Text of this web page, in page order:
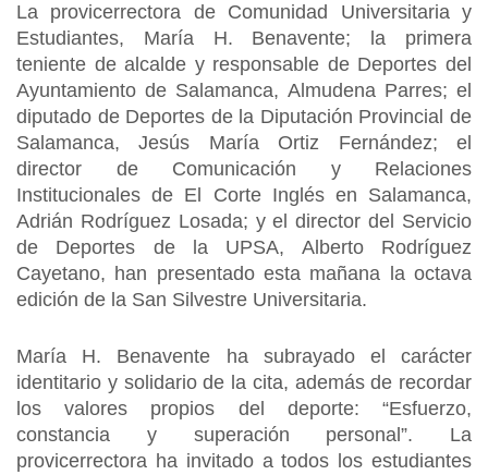
La provicerrectora de Comunidad Universitaria y
Estudiantes, María H. Benavente; la primera
teniente de alcalde y responsable de Deportes del
Ayuntamiento de Salamanca, Almudena Parres; el
diputado de Deportes de la Diputación Provincial de
Salamanca, Jesús María Ortiz Fernández; el
director de Comunicación y Relaciones
Institucionales de El Corte Inglés en Salamanca,
Adrián Rodríguez Losada; y el director del Servicio
de Deportes de la UPSA, Alberto Rodríguez
Cayetano, han presentado esta mañana la octava
edición de la San Silvestre Universitaria.
María H. Benavente ha subrayado el carácter
identitario y solidario de la cita, además de recordar
los valores propios del deporte: “Esfuerzo,
constancia y superación personal”. La
provicerrectora ha invitado a todos los estudiantes